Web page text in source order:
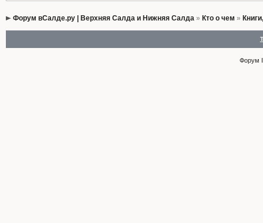
Форум вСалде.ру | Верхняя Салда и Нижняя Салда» Кто о чем »
Форум